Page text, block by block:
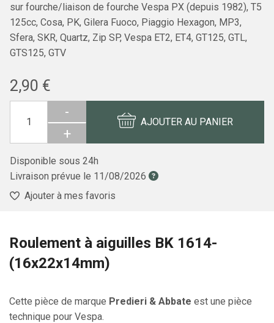
sur fourche/liaison de fourche Vespa PX (depuis 1982), T5
125cc, Cosa, PK, Gilera Fuoco, Piaggio Hexagon, MP3,
Sfera, SKR, Quartz, Zip SP, Vespa ET2, ET4, GT125, GTL,
GTS125, GTV
2,90 €
-
+
AJOUTER AU PANIER
Disponible sous 24h
Livraison prévue le 11/08/2026
Ajouter à mes favoris
Roulement à aiguilles BK 1614-
(16x22x14mm)
Cette pièce de marque Predieri & Abbate est une pièce
technique pour Vespa.